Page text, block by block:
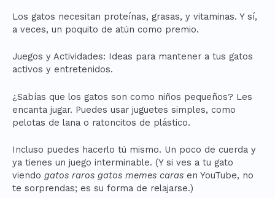
Los gatos necesitan proteínas, grasas, y vitaminas. Y sí,
a veces, un poquito de atún como premio.
Juegos y Actividades: Ideas para mantener a tus gatos
activos y entretenidos.
¿Sabías que los gatos son como niños pequeños? Les
encanta jugar. Puedes usar juguetes simples, como
pelotas de lana o ratoncitos de plástico.
Incluso puedes hacerlo tú mismo. Un poco de cuerda y
ya tienes un juego interminable. (Y si ves a tu gato
viendo gatos raros gatos memes caras en YouTube, no
te sorprendas; es su forma de relajarse.)